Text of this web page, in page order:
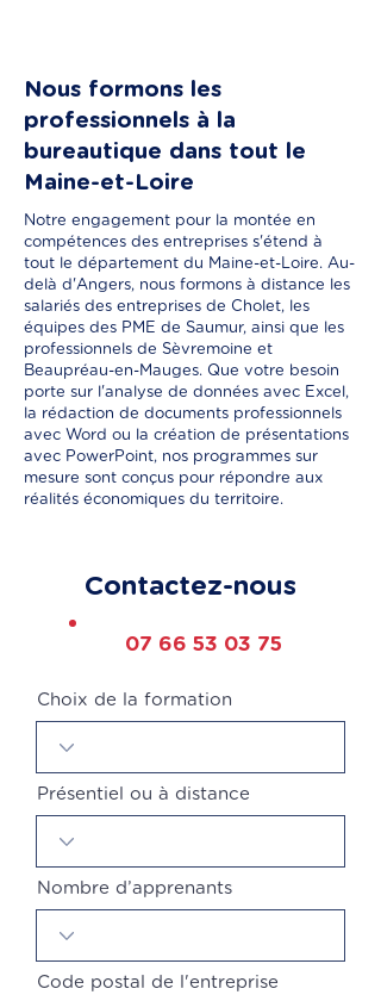
Nous formons les
professionnels à la
bureautique dans tout le
Maine-et-Loire
Notre engagement pour la montée en
compétences des entreprises s'étend à
tout le département du Maine-et-Loire. Au-
delà d'Angers, nous formons à distance les
salariés des entreprises de Cholet, les
équipes des PME de Saumur, ainsi que les
professionnels de Sèvremoine et
Beaupréau-en-Mauges. Que votre besoin
porte sur l'analyse de données avec Excel,
la rédaction de documents professionnels
avec Word ou la création de présentations
avec PowerPoint, nos programmes sur
mesure sont conçus pour répondre aux
réalités économiques du territoire.
Contactez-nous
07 66 53 03 75
Choix de la formation
Présentiel ou à distance
Nombre d’apprenants
Code postal de l'entreprise